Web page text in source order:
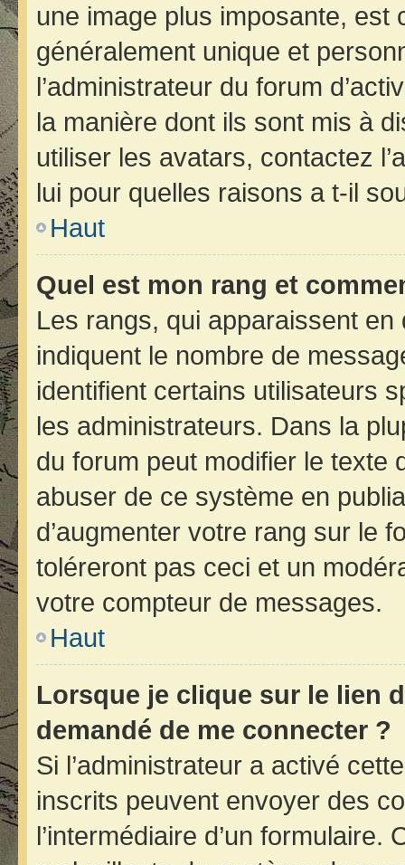
une image plus imposante, est
généralement unique et
l’administrateur du forum
la manière dont ils sont mis à
utiliser les avatars, contactez
lui pour quelles raisons a t-il
Haut
Quel est mon rang et
Les rangs, qui apparaissent en
indiquent le nombre de
identifient certains utilisateurs
les administrateurs. Dans la
du forum peut modifier le texte
abuser de ce système en
d’augmenter votre rang sur le
toléreront pas ceci et un
votre compteur de messages.
Haut
Lorsque je clique sur le lien
demandé de me connecter ?
Si l’administrateur a activé
inscrits peuvent envoyer des
l’intermédiaire d’un